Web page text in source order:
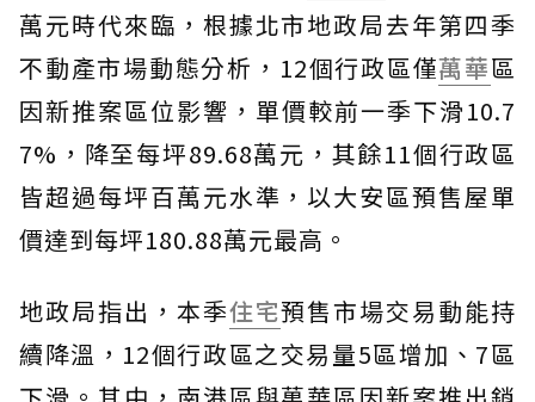
萬元時代來臨，根據北市地政局去年第四季
不動產市場動態分析，12個行政區僅萬華區
因新推案區位影響，單價較前一季下滑10.7
7%，降至每坪89.68萬元，其餘11個行政區
皆超過每坪百萬元水準，以大安區預售屋單
價達到每坪180.88萬元最高。
地政局指出，本季住宅預售市場交易動能持
續降溫，12個行政區之交易量5區增加、7區